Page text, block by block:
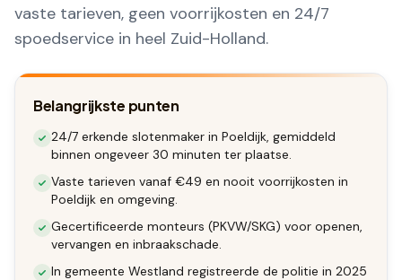
vaste tarieven, geen voorrijkosten en 24/7
spoedservice in heel Zuid-Holland.
Belangrijkste punten
24/7 erkende slotenmaker in Poeldijk, gemiddeld
binnen ongeveer 30 minuten ter plaatse.
Vaste tarieven vanaf €49 en nooit voorrijkosten in
Poeldijk en omgeving.
Gecertificeerde monteurs (PKVW/SKG) voor openen,
vervangen en inbraakschade.
In gemeente Westland registreerde de politie in 2025